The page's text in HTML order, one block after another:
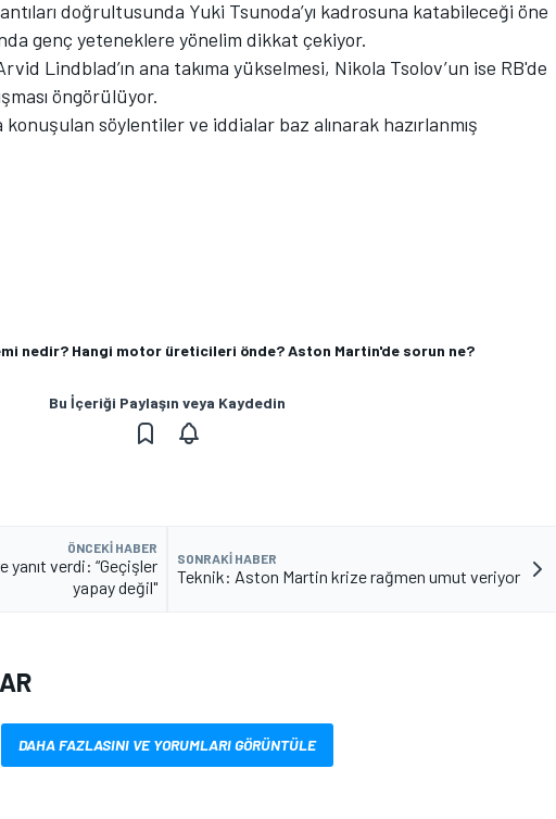
doğrultusunda Yuki Tsunoda’yı kadrosuna katabileceği öne
genç yeteneklere yönelim dikkat çekiyor.
Lindblad’ın ana takıma yükselmesi, Nikola Tsolov’un ise RB'de
öngörülüyor.
söylentiler ve iddialar baz alınarak hazırlanmış
nedir? Hangi motor üreticileri önde? Aston Martin'de sorun ne?
Bu İçeriği Paylaşın veya Kaydedin
ÖNCEKI HABER
verdi: “Geçişler
yapay değil"
SONRAKI HABER
Teknik: Aston Martin krize rağmen umut veriyor
DAHA FAZLASINI VE YORUMLARI GÖRÜNTÜLE